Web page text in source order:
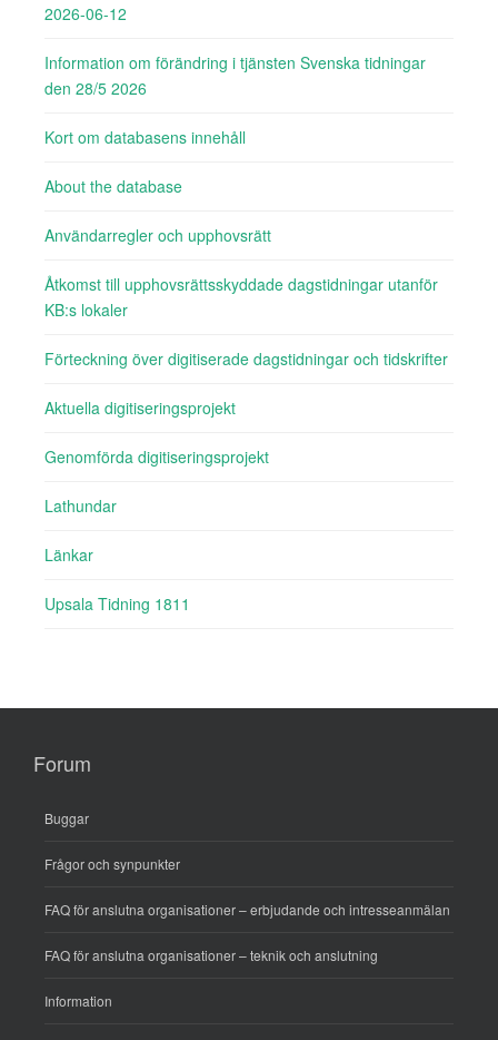
2026-06-12
Information om förändring i tjänsten Svenska tidningar
den 28/5 2026
Kort om databasens innehåll
About the database
Användarregler och upphovsrätt
Åtkomst till upphovsrättsskyddade dagstidningar utanför
KB:s lokaler
Förteckning över digitiserade dagstidningar och tidskrifter
Aktuella digitiseringsprojekt
Genomförda digitiseringsprojekt
Lathundar
Länkar
Upsala Tidning 1811
Forum
Buggar
Frågor och synpunkter
FAQ för anslutna organisationer – erbjudande och intresseanmälan
FAQ för anslutna organisationer – teknik och anslutning
Information